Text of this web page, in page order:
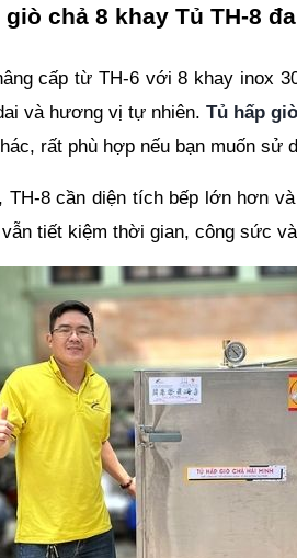
giò chả 8 khay Tủ TH-8
cấp từ TH-6 với 8 khay inox
và hương vị tự nhiên. Tủ hấp
rất phù hợp nếu bạn muốn sử
TH-8 cần diện tích bếp lớn hơn
tiết kiệm thời gian, công sức